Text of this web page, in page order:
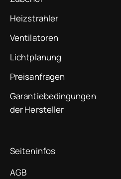
Heizstrahler
Ventilatoren
Lichtplanung
Preisanfragen
Garantiebedingungen
der Hersteller
Seiteninfos
AGB